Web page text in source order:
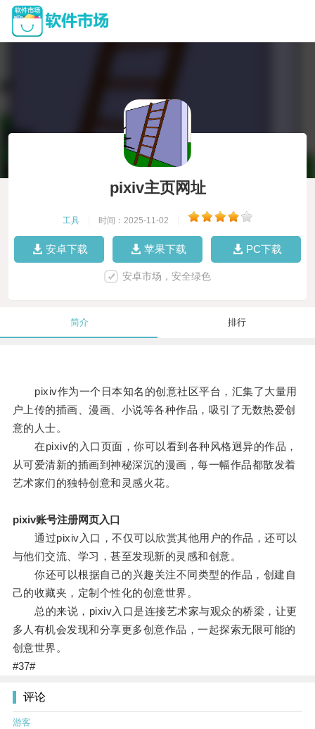
pixiv主页网址
工具 时间：2025-11-02
安卓下载 苹果下载 PC下载
安卓市场，安全绿色
简介 排行
pixiv作为一个日本知名的创意社区平台，汇集了大量用
户上传的插画、漫画、小说等各种作品，吸引了无数热爱创
意的人士。
在pixiv的入口页面，你可以看到各种风格迥异的作品，
从可爱清新的插画到神秘深沉的漫画，每一幅作品都散发着
艺术家们的独特创意和灵感火花。
pixiv账号注册网页入口
通过pixiv入口，不仅可以欣赏其他用户的作品，还可以
与他们交流、学习，甚至发现新的灵感和创意。
你还可以根据自己的兴趣关注不同类型的作品，创建自
己的收藏夹，定制个性化的创意世界。
总的来说，pixiv入口是连接艺术家与观众的桥梁，让更
多人有机会发现和分享更多创意作品，一起探索无限可能的
创意世界。
#37#
评论
游客